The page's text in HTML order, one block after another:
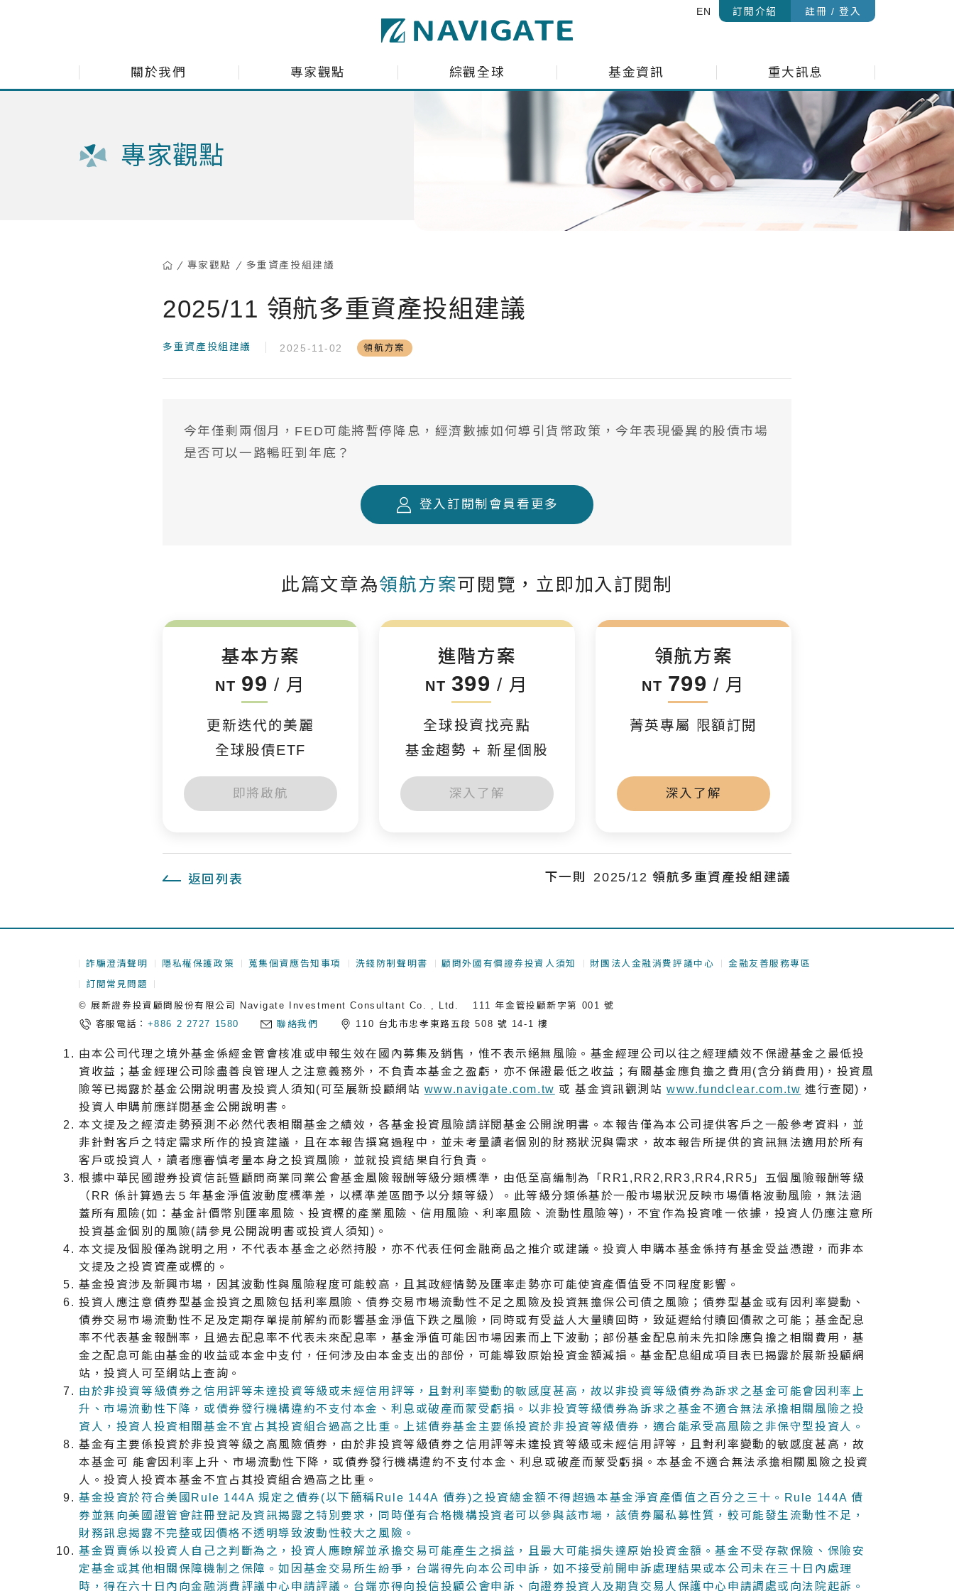
EN 訂閱介紹 註冊 / 登入
關於我們 專家觀點 綜觀全球
海外股債ETF觀測
台股精選成長個股
聰明投資從這開始
基金資訊 重大訊息
專家觀點
專家觀點 多重資產投組建議
2025/11 領航多重資產投組建議
多重資產投組建議 2025-11-02 領航方案
今年僅剩兩個月，FED可能將暫停降息，經濟數據如何導引貨幣政策，今年表現優異的股債市場
是否可以一路暢旺到年底？
登入訂閱制會員看更多
此篇文章為領航方案可閱覽，立即加入訂閱制
基本方案
NT 99 / 月
更新迭代的美麗
全球股債ETF
即將啟航
進階方案
NT 399 / 月
全球投資找亮點
基金趨勢 + 新星個股
深入了解
領航方案
NT 799 / 月
菁英專屬 限額訂閱
深入了解
返回列表 下一則 2025/12 領航多重資產投組建議
詐騙澄清聲明 隱私權保護政策 蒐集個資應告知事項 洗錢防制聲明書 顧問外國有價證券投資人須知 財團法人金融消費評議中心
金融友善服務專區
訂閱常見問題
© 展新證券投資顧問股份有限公司 Navigate Investment Consultant Co. , Ltd.
111 年金管投顧新字第 001 號
客服電話： +886 2 2727 1580 聯絡我們 110 台北市忠孝東路五段 508 號 14-1 樓
由本公司代理之境外基金係經金管會核准或申報生效在國內募集及銷售，惟不表示絕無風險。基金經理公司以往之經理績效不保證基金之最低投
資收益；基金經理公司除盡善良管理人之注意義務外，不負責本基金之盈虧，亦不保證最低之收益；有關基金應負擔之費用(含分銷費用)，投資風
險等已揭露於基金公開說明書及投資人須知(可至展新投顧網站 www.navigate.com.tw 或 基金資訊觀測站www.fundclear.com.tw 進行查閱)，
投資人申購前應詳閱基金公開說明書。
本文提及之經濟走勢預測不必然代表相關基金之績效，各基金投資風險請詳閱基金公開說明書。本報告僅為本公司提供客戶之一般參考資料，並
非針對客戶之特定需求所作的投資建議，且在本報告撰寫過程中，並未考量讀者個別的財務狀況與需求，故本報告所提供的資訊無法適用於所有
客戶或投資人，讀者應審慎考量本身之投資風險，並就投資結果自行負責。
根據中華⺠國證券投資信託暨顧問商業同業公會基金風險報酬等級分類標準，由低至高編制為「RR1,RR2,RR3,RR4,RR5」五個風險報酬等級
（RR 係計算過去５年基金淨值波動度標準差，以標準差區間予以分類等級）。此等級分類係基於⼀般市場狀況反映市場價格波動風險，無法涵
蓋所有風險(如：基金計價幣別匯率風險、投資標的產業風險、信用風險、利率風險、流動性風險等)，不宜作為投資唯⼀依據，投資人仍應注意所
投資基金個別的風險(請參見公開說明書或投資人須知)。
本文提及個股僅為說明之用，不代表本基金之必然持股，亦不代表任何金融商品之推介或建議。投資人申購本基金係持有基金受益憑證，而非本
文提及之投資資產或標的。
基金投資涉及新興市場，因其波動性與風險程度可能較高，且其政經情勢及匯率走勢亦可能使資產價值受不同程度影響。
投資人應注意債券型基金投資之風險包括利率風險、債券交易市場流動性不足之風險及投資無擔保公司債之風險；債券型基金或有因利率變動、
債券交易市場流動性不足及定期存單提前解約而影響基金淨值下跌之風險，同時或有受益人大量贖回時，致延遲給付贖回價款之可能；基金配息
率不代表基金報酬率，且過去配息率不代表未來配息率，基金淨值可能因市場因素而上下波動；部份基金配息前未先扣除應負擔之相關費用，基
金之配息可能由基金的收益或本金中支付，任何涉及由本金支出的部份，可能導致原始投資金額減損。基金配息組成項目表已揭露於展新投顧網
站，投資人可至網站上查詢。
由於非投資等級債券之信用評等未達投資等級或未經信用評等，且對利率變動的敏感度甚高，故以非投資等級債券為訴求之基金可能會因利率上
升、市場流動性下降，或債券發行機構違約不支付本金、利息或破產而蒙受虧損。以非投資等級債券為訴求之基金不適合無法承擔相關風險之投
資人，投資人投資相關基金不宜占其投資組合過高之比重。上述債券基金主要係投資於非投資等級債券，適合能承受高風險之非保守型投資人。
基金有主要係投資於非投資等級之高風險債券，由於非投資等級債券之信用評等未達投資等級或未經信用評等，且對利率變動的敏感度甚高，故
本基金可 能會因利率上升、市場流動性下降，或債券發行機構違約不支付本金、利息或破產而蒙受虧損。本基金不適合無法承擔相關風險之投資
人。投資人投資本基金不宜占其投資組合過高之比重。
基金投資於符合美國Rule 144A 規定之債券(以下簡稱Rule 144A 債券)之投資總金額不得超過本基金淨資產價值之百分之三十。Rule 144A 債
券並無向美國證管會註冊登記及資訊揭露之特別要求，同時僅有合格機構投資者可以參與該市場，該債券屬私募性質，較可能發生流動性不足，
財務訊息揭露不完整或因價格不透明導致波動性較大之風險。
基金買賣係以投資人自己之判斷為之，投資人應瞭解並承擔交易可能產生之損益，且最大可能損失達原始投資金額。基金不受存款保險、保險安
定基金或其他相關保障機制之保障。如因基金交易所生紛爭，台端得先向本公司申訴，如不接受前開申訴處理結果或本公司未在三十日內處理
時，得在六十日內向金融消費評議中心申請評議。台端亦得向投信投顧公會申訴、向證券投資人及期貨交易人保護中心申請調處或向法院起訴。